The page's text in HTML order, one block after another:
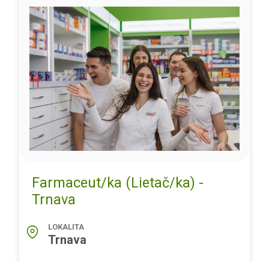
Farmaceut/ka (Lietač/ka) -
Trnava
LOKALITA
Trnava